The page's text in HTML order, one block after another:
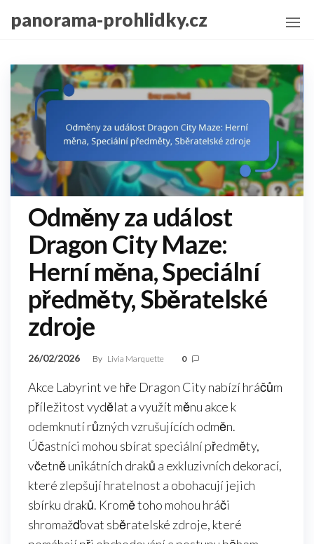
content
panorama-prohlidky.cz
Odměny za událost
Dragon City Maze:
Herní měna, Speciální
předměty, Sběratelské
zdroje
26/02/2026 By Livia Marquette 0
Akce Labyrint ve hře Dragon City nabízí hráčům
příležitost vydělat a využít měnu akce k
odemknutí různých vzrušujících odměn.
Účastníci mohou sbírat speciální předměty,
včetně unikátních draků a exkluzivních dekorací,
které zlepšují hratelnost a obohacují jejich
sbírku draků. Kromě toho mohou hráči
shromažďovat sběratelské zdroje, které